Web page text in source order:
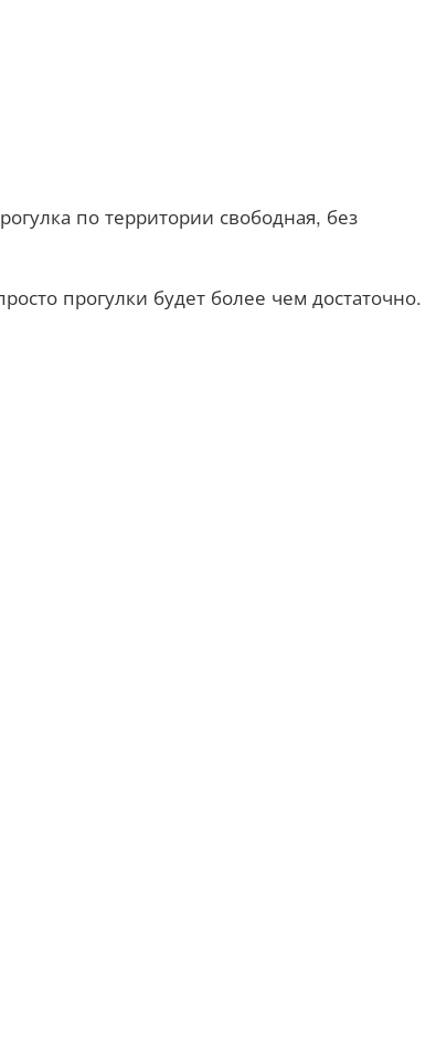
по территории свободная, без
прогулки будет более чем достаточно.